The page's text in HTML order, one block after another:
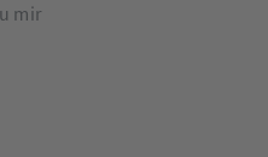
mir